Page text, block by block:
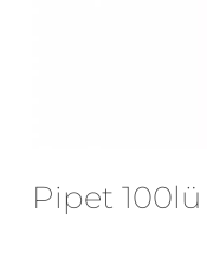
Pipet 100lü
ve site